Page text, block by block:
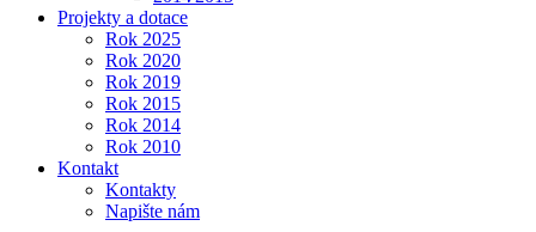
Projekty a dotace
Rok 2025
Rok 2020
Rok 2019
Rok 2015
Rok 2014
Rok 2010
Kontakt
Kontakty
Napište nám